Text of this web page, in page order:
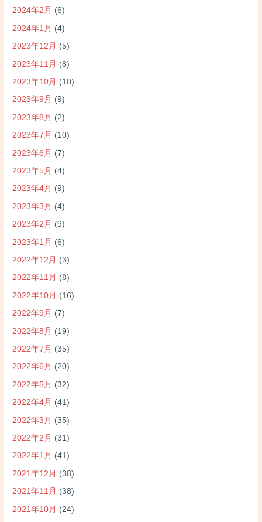
2024年2月 (6)
2024年1月 (4)
2023年12月 (5)
2023年11月 (8)
2023年10月 (10)
2023年9月 (9)
2023年8月 (2)
2023年7月 (10)
2023年6月 (7)
2023年5月 (4)
2023年4月 (9)
2023年3月 (4)
2023年2月 (9)
2023年1月 (6)
2022年12月 (3)
2022年11月 (8)
2022年10月 (16)
2022年9月 (7)
2022年8月 (19)
2022年7月 (35)
2022年6月 (20)
2022年5月 (32)
2022年4月 (41)
2022年3月 (35)
2022年2月 (31)
2022年1月 (41)
2021年12月 (38)
2021年11月 (38)
2021年10月 (24)